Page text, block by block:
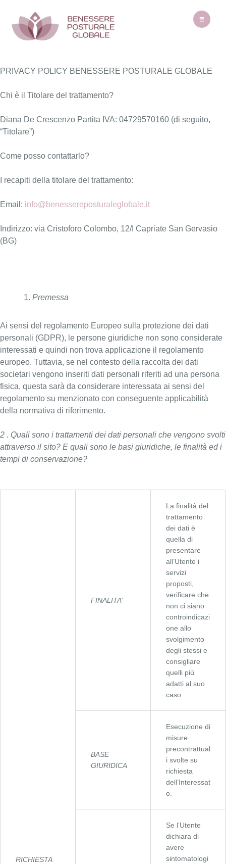
PRIVACY POLICY BENESSERE POSTURALE GLOBALE
Chi è il Titolare del trattamento?
Diana De Crescenzo Partita IVA: 04729570160 (di seguito,
“Titolare”)
Come posso contattarlo?
I recapiti della titolare del trattamento:
Email: info@benessereposturaleglobale.it
Indirizzo: via Cristoforo Colombo, 12/I Capriate San Gervasio
(BG)
Premessa
Ai sensi del regolamento Europeo sulla protezione dei dati
personali (GDPR), le persone giuridiche non sono considerate
interessati e quindi non trova applicazione il regolamento
europeo. Tuttavia, se nel contesto della raccolta dei dati
societari vengono inseriti dati personali riferiti ad una persona
fisica, questa sarà da considerare interessata ai sensi del
regolamento su menzionato con conseguente applicabilità
della normativa di riferimento.
2 . Quali sono i trattamenti dei dati personali che vengono svolti
attraverso il sito? E quali sono le basi giuridiche, le finalità ed i
tempi di conservazione?
RICHIESTA
FINALITA’
La finalità del
trattamento
dei dati è
quella di
presentare
all’Utente i
servizi
proposti,
verificare che
non ci siano
controindicazi
one allo
svolgimento
degli stessi e
consigliare
quelli più
adatti al suo
caso.
BASE
GIURIDICA
Esecuzione di
misure
precontrattual
i svolte su
richiesta
dell’Interessat
o.
Se l’Utente
dichiara di
avere
sintomatologi